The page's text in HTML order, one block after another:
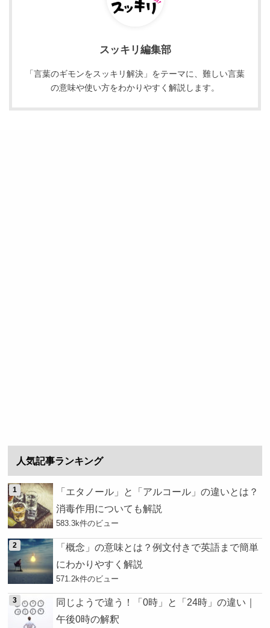
スッキリ編集部
「言葉のギモンをスッキリ解決」をテーマに、難しい言葉
の意味や使い方をわかりやすく解説します。
人気記事ランキング
「エタノール」と「アルコール」の違いとは？
消毒作用についても解説
583.3k件のビュー
「概念」の意味とは？例文付きで英語まで簡単
にわかりやすく解説
571.2k件のビュー
同じようで違う！「0時」と「24時」の違い｜
午後0時の解釈